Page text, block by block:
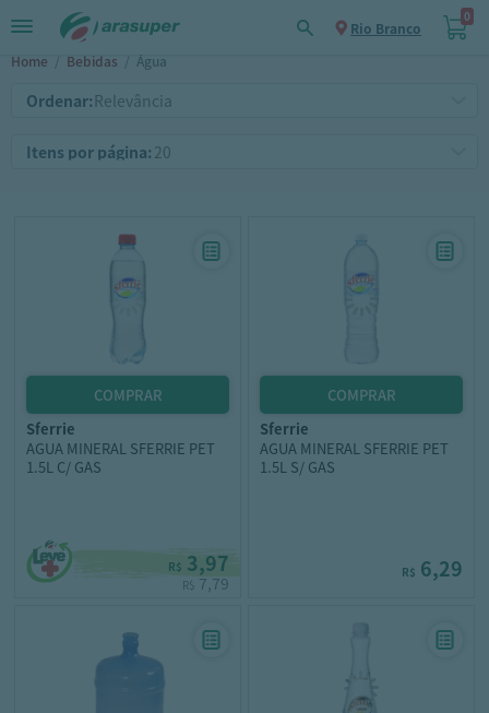
Rio Branco
0
Home / Bebidas / Água
Ordenar:
Itens por página:
sferrie
AGUA MINERAL SFERRIE PET
1.5L C/ GAS
R$ 3,97
R$ 7,79
sferrie
AGUA MINERAL SFERRIE PET
1.5L S/ GAS
R$ 6,29